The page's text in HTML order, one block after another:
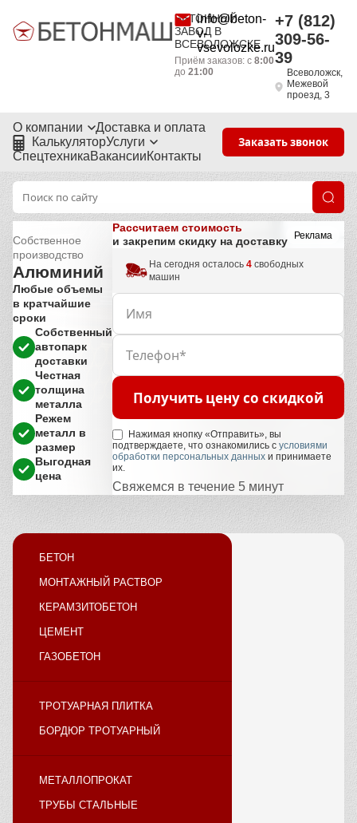
БЕТОННЫЙ
ЗАВОД В
ВСЕВОЛОЖСКЕ
info@beton-
v-
vsevolozke.ru
Приём заказов: с 8:00
до 21:00
+7 (812)
309-56-
39
Всеволожск,
Межевой
проезд, 3
О компании
Доставка и оплата
КалькуляторУслуги
СпецтехникаВакансииКонтакты
Заказать звонок
Реклама
Собственное
производство
Алюминий
Любые объемы
в кратчайшие
сроки
Собственный
автопарк
доставки
Честная
толщина
металла
Режем
металл в
размер
Выгодная
цена
Рассчитаем стоимость
и закрепим скидку на доставку
На сегодня осталось 4 свободных
машин
Получить цену со скидкой
Нажимая кнопку «Отправить», вы
подтверждаете, что ознакомились с условиями
обработки персональных данных и принимаете
их.
Свяжемся в течение 5 минут
БЕТОН
МОНТАЖНЫЙ РАСТВОР
КЕРАМЗИТОБЕТОН
ЦЕМЕНТ
ГАЗОБЕТОН
ТРОТУАРНАЯ ПЛИТКА
БОРДЮР ТРОТУАРНЫЙ
МЕТАЛЛОПРОКАТ
ТРУБЫ СТАЛЬНЫЕ